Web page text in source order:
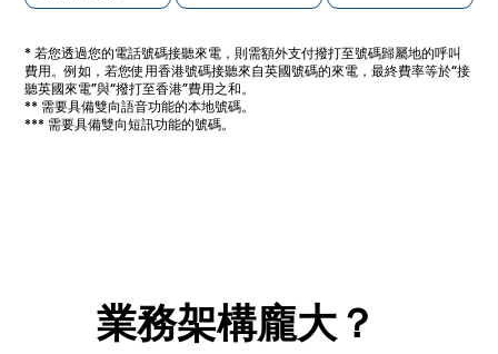
* 若您透過您的電話號碼接聽來電，則需額外支付撥打至號碼歸屬地的呼叫
費用。例如，若您使用香港號碼接聽來自英國號碼的來電，最終費率等於“接
聽英國來電”與“撥打至香港”費用之和。
** 需要具備雙向語音功能的本地號碼。
*** 需要具備雙向短訊功能的號碼。
業務架構龐大？